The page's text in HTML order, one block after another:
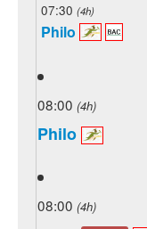
07:30 (4h)
Philo
08:00 (4h)
Philo
08:00 (4h)